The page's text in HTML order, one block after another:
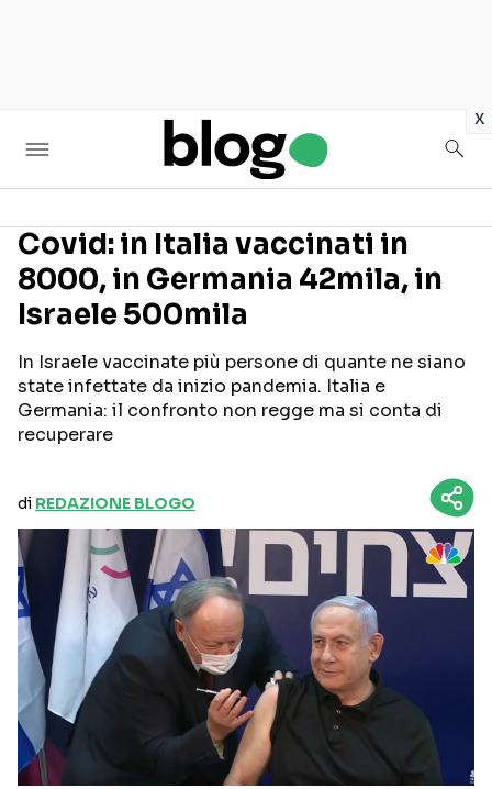
x
Seguici sui social
Covid: in Italia vaccinati in
8000, in Germania 42mila, in
Israele 500mila
In Israele vaccinate più persone di quante ne siano
state infettate da inizio pandemia. Italia e
Germania: il confronto non regge ma si conta di
recuperare
di REDAZIONE BLOGO